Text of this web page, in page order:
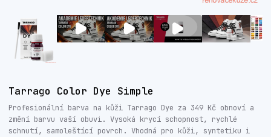
Tarrago Color Dye Simple
Profesionální barva na kůži Tarrago Dye za 349 Kč obnoví a
změní barvu vaší obuvi. Vysoká krycí schopnost, rychlé
schnutí, samoleštící povrch. Vhodná pro kůži, syntetiku i